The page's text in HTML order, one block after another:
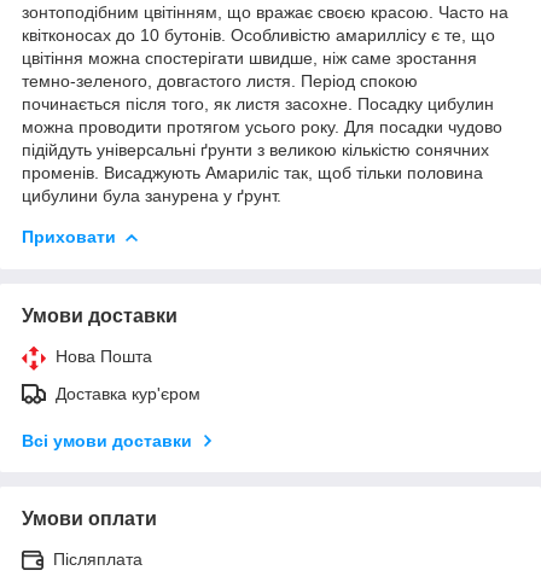
зонтоподібним цвітінням, що вражає своєю красою. Часто на
квітконосах до 10 бутонів. Особливістю амариллісу є те, що
цвітіння можна спостерігати швидше, ніж саме зростання
темно-зеленого, довгастого листя. Період спокою
починається після того, як листя засохне. Посадку цибулин
можна проводити протягом усього року. Для посадки чудово
підійдуть універсальні ґрунти з великою кількістю сонячних
променів. Висаджують Амариліс так, щоб тільки половина
цибулини була занурена у ґрунт.
Приховати
Умови доставки
Нова Пошта
Доставка кур'єром
Всі умови доставки
Умови оплати
Післяплата